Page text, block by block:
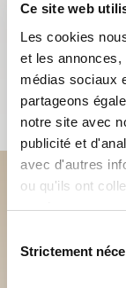
Ce site web
Les cookies
et les
médias sociaux
partageons
notre site avec
publicité et
avec d'autres
ou qu'ils ont
services.
duStrictement